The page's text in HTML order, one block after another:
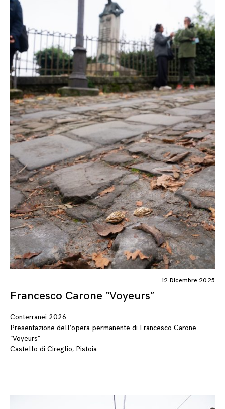
12 Dicembre 2025
Francesco Carone “Voyeurs”
Conterranei 2026
Presentazione dell’opera permanente di Francesco Carone
“Voyeurs”
Castello di Cireglio, Pistoia